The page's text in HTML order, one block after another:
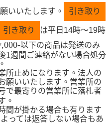
いいたします。 引き取り
引き取り は平日 14時～19時
,000-以下の商品は発送のみ
1週間ご連絡がない場合処分
所止めになります。法人の
願いいたします。営業所の
で最寄りの営業所に落札者
。
間が掛かる場合も有ります
っては返答しない場合もあ